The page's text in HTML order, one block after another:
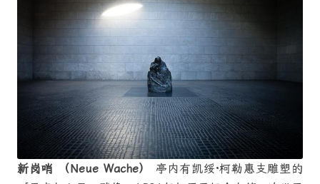
新岗哨 （Neue Wache） 亭内有凯绥·柯勒惠支雕塑的